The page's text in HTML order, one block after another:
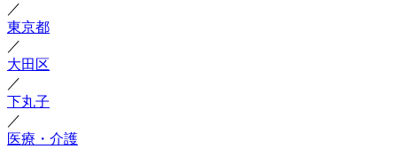
／
東京都
／
大田区
／
下丸子
／
医療・介護